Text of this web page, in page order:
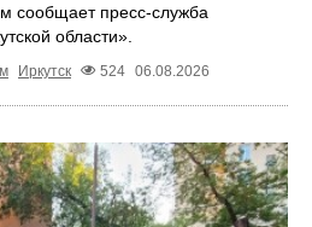
сообщает пресс‑служба
области».
Иркутск 524 06.08.2026